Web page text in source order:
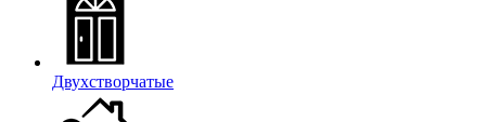
Двухстворчатые